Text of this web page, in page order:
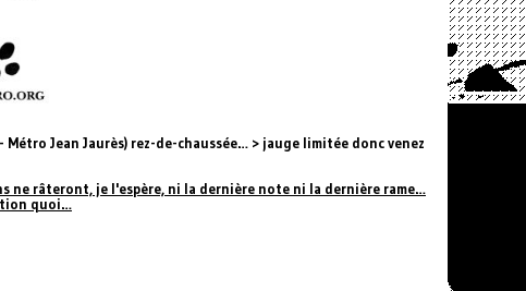
Jean Jaurès) rez-de-chaussée… > jauge limitée donc venez
ne râteront, je l'espère, ni la dernière note ni la dernière rame…
quoi…